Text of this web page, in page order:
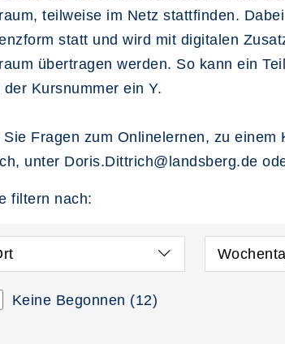
teilweise im Netz stattfinden.
statt und wird mit digitalen
übertragen werden. So kann ein
der Kursnummer ein Y.
Sie Fragen zum Onlinelernen, zu
unter Doris.Dittrich@landsberg.de
filtern nach:
Keine Begonnen (12)